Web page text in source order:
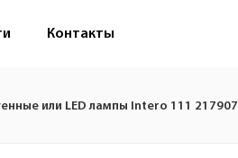
Контакты
или LED лампы Intero 111 217907